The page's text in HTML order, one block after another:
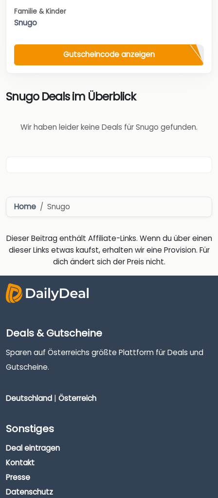
Familie & Kinder
Snugo
Gutscheincode anzeigen
Snugo Deals im Überblick
Wir haben leider keine Deals für Snugo gefunden.
Home Snugo
Dieser Beitrag enthält Affiliate-Links. Wenn du über einen
dieser Links etwas kaufst, erhalten wir eine Provision. Für
dich ändert sich der Preis nicht.
Deals & Gutscheine
Sparen auf Österreichs größte Plattform für Deals und
Gutscheine.
Deutschland | Österreich
Sonstiges
Deal eintragen
Kontakt
Presse
Datenschutz